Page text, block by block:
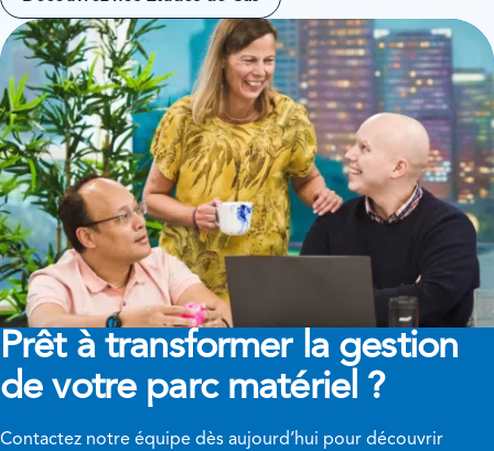
Prêt à transformer la gestion
de votre parc matériel ?
Contactez notre équipe dès aujourd’hui pour découvrir